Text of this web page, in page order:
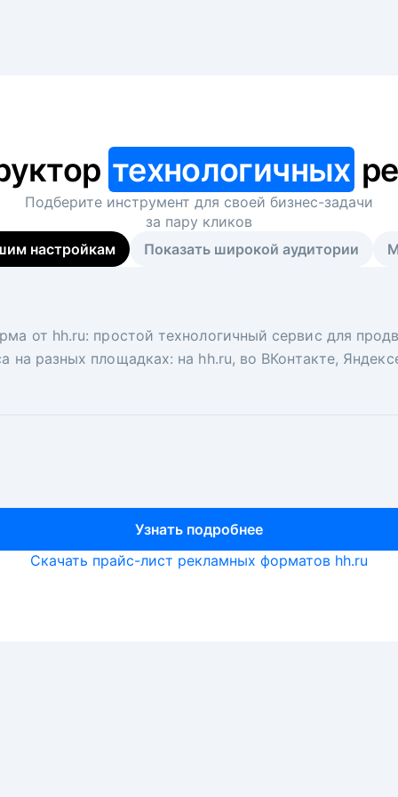
технологичных
Подберите инструмент для своей бизнес-задачи
за пару кликов
настройкам
Показать широкой аудитории
от hh.ru: простой технологичный сервис для
на разных площадках: на hh.ru, во ВКонтакте,
Узнать подробнее
вакансий на главной странице hh.ru.
ключ. Решите, сколько кандидатов и когда вам
рекрутеры и проектные менеджеры hh.ru с
Узнать подробнее
Скачать прайс-лист рекламных форматов hh.ru